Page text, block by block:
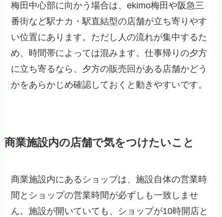
梅田中心部に向かう場合は、ekimo梅田や阪急三
番街など駅ナカ・駅直結型の店舗が立ち寄りやす
い位置にあります。ただし人の流れが集中するた
め、時間帯によっては混みます。仕事帰りの夕方
に立ち寄るなら、夕方の販売回がある店舗かどう
かをあらかじめ確認しておくと動きやすいです。
商業施設内の店舗で気をつけたいこと
商業施設内にあるショップは、施設自体の営業時
間とショップの営業時間が必ずしも一致しませ
ん。施設が開いていても、ショップが10時開店と